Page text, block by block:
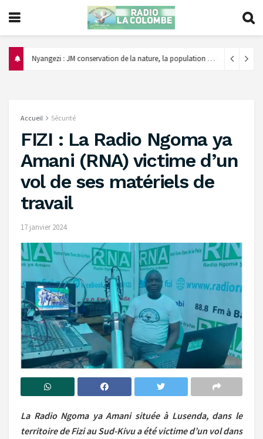
‎Nyangezi : JM conservation de la nature, la population appelée à éviter le feu de brousse et encourager le reboisement ‎
Accueil Sécurité
FIZI : La Radio Ngoma ya
Amani (RNA) victime d’un
vol de ses matériels de
travail
17 janvier 2024
La Radio Ngoma ya Amani située à Lusenda, dans le
territoire de Fizi au Sud-Kivu a été victime d’un vol dans